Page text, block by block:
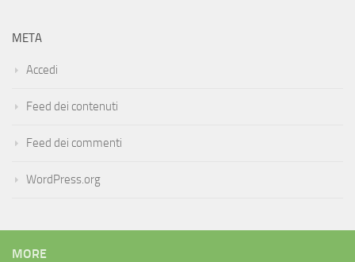
META
Accedi
Feed dei contenuti
Feed dei commenti
WordPress.org
MORE